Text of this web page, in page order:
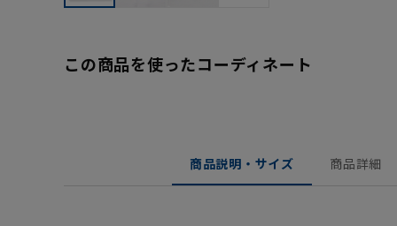
この商品を使ったコーディネート
商品説明・サイズ 商品詳細